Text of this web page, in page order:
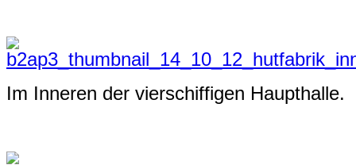
Im Inneren der vierschiffigen Haupthalle.